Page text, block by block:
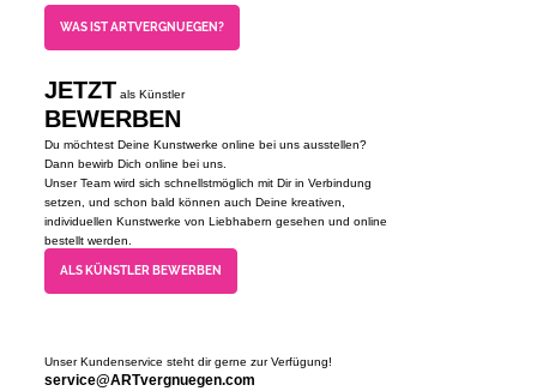
WAS IST ARTVERGNUEGEN?
JETZT als Künstler
BEWERBEN
Du möchtest Deine Kunstwerke online bei uns ausstellen?
Dann bewirb Dich online bei uns.
Unser Team wird sich schnellstmöglich mit Dir in Verbindung
setzen, und schon bald können auch Deine kreativen,
individuellen Kunstwerke von Liebhabern gesehen und online
bestellt werden.
ALS KÜNSTLER BEWERBEN
Unser Kundenservice steht dir gerne zur Verfügung!
service@ARTvergnuegen.com